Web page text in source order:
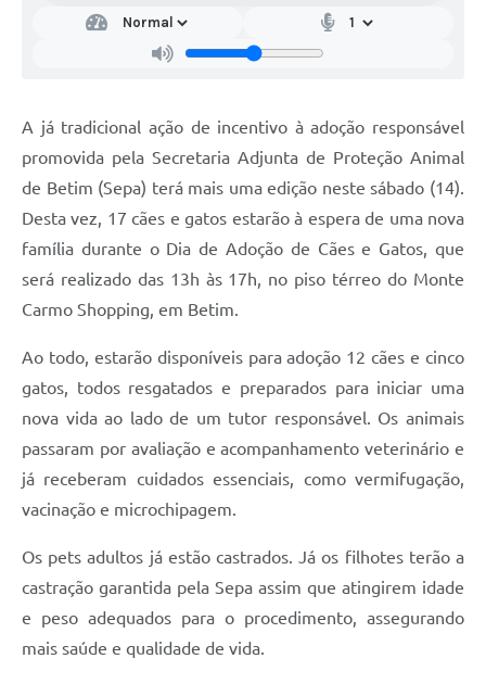
A já tradicional ação de incentivo à adoção responsável
promovida pela Secretaria Adjunta de Proteção Animal
de Betim (Sepa) terá mais uma edição neste sábado (14).
Desta vez, 17 cães e gatos estarão à espera de uma nova
família durante o Dia de Adoção de Cães e Gatos, que
será realizado das 13h às 17h, no piso térreo do Monte
Carmo Shopping, em Betim.
Ao todo, estarão disponíveis para adoção 12 cães e cinco
gatos, todos resgatados e preparados para iniciar uma
nova vida ao lado de um tutor responsável. Os animais
passaram por avaliação e acompanhamento veterinário e
já receberam cuidados essenciais, como vermifugação,
vacinação e microchipagem.
Os pets adultos já estão castrados. Já os filhotes terão a
castração garantida pela Sepa assim que atingirem idade
e peso adequados para o procedimento, assegurando
mais saúde e qualidade de vida.